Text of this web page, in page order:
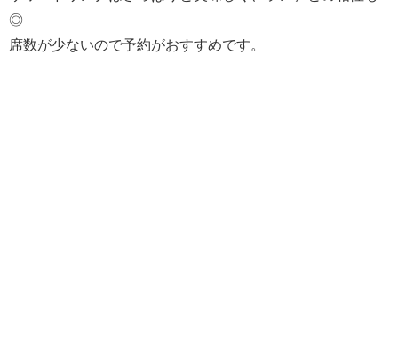
◎
席数が少ないので予約がおすすめです。